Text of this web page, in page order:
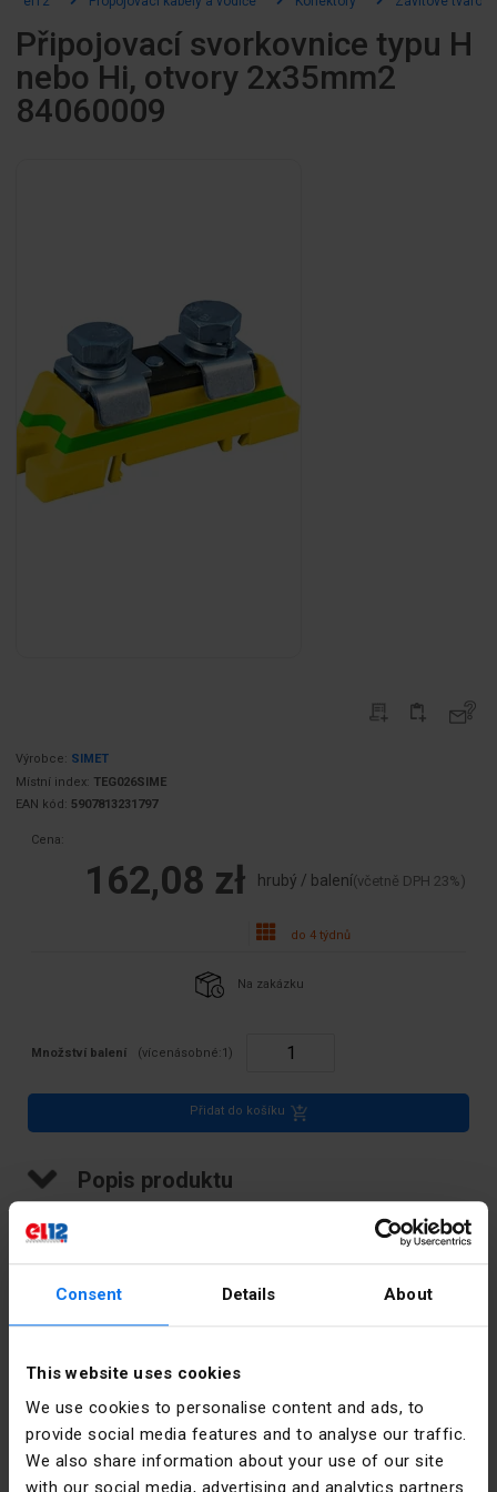
Consent Details About
This website uses cookies
We use cookies to personalise content and ads, to
provide social media features and to analyse our traffic.
We also share information about your use of our site
with our social media, advertising and analytics partners
Připojovací svorkovnice typu H
nebo Hi, otvory 2x35mm2
84060009
Výrobce: SIMET
Místní index: TEG026SIME
EAN kód: 5907813231797
Cena:
162,08 zł hrubý / balení(včetně DPH 23%)
do 4 týdnů
Na zakázku
Množství balení (vícenásobné:1 )
Přidat do košíku
Popis produktu
Připojovací svorka, svorky typu H nebo Hi, otvory: 2x35 mm2
Hloubka
70
Barva Žluť